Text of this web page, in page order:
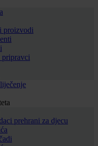
proizvodi
pripravci
prehrani za djecu